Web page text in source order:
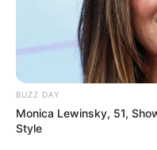
BUZZ DAY
Monica Lewinsky, 51,
Style